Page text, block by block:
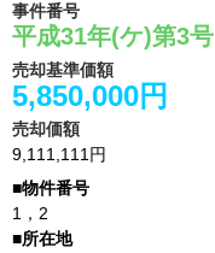
事件番号
平成31年(ケ)第3号
売却基準価額
5,850,000円
売却価額
9,111,111円
1，2